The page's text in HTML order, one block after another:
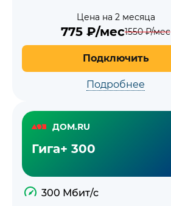
Цена на 2 месяца
775 ₽/мес1550₽/мес
Подключить
Подробнее
ДОМ.RU
Гига+ 300
300 Мбит/с